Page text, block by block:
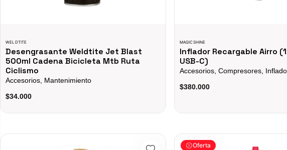
WELDTITE
Desengrasante Weldtite Jet Blast
500ml Cadena Bicicleta Mtb Ruta
Ciclismo
Accesorios, Mantenimiento
$34.000
MAGICSHINE
Inflador Recargable Airro
USB-C)
Accesorios, Compresores,
$380.000
Lubricante Ceramico Cera 2oz Finish Line Cadena BicicletasLubricante De Cadena Teflon
Oferta